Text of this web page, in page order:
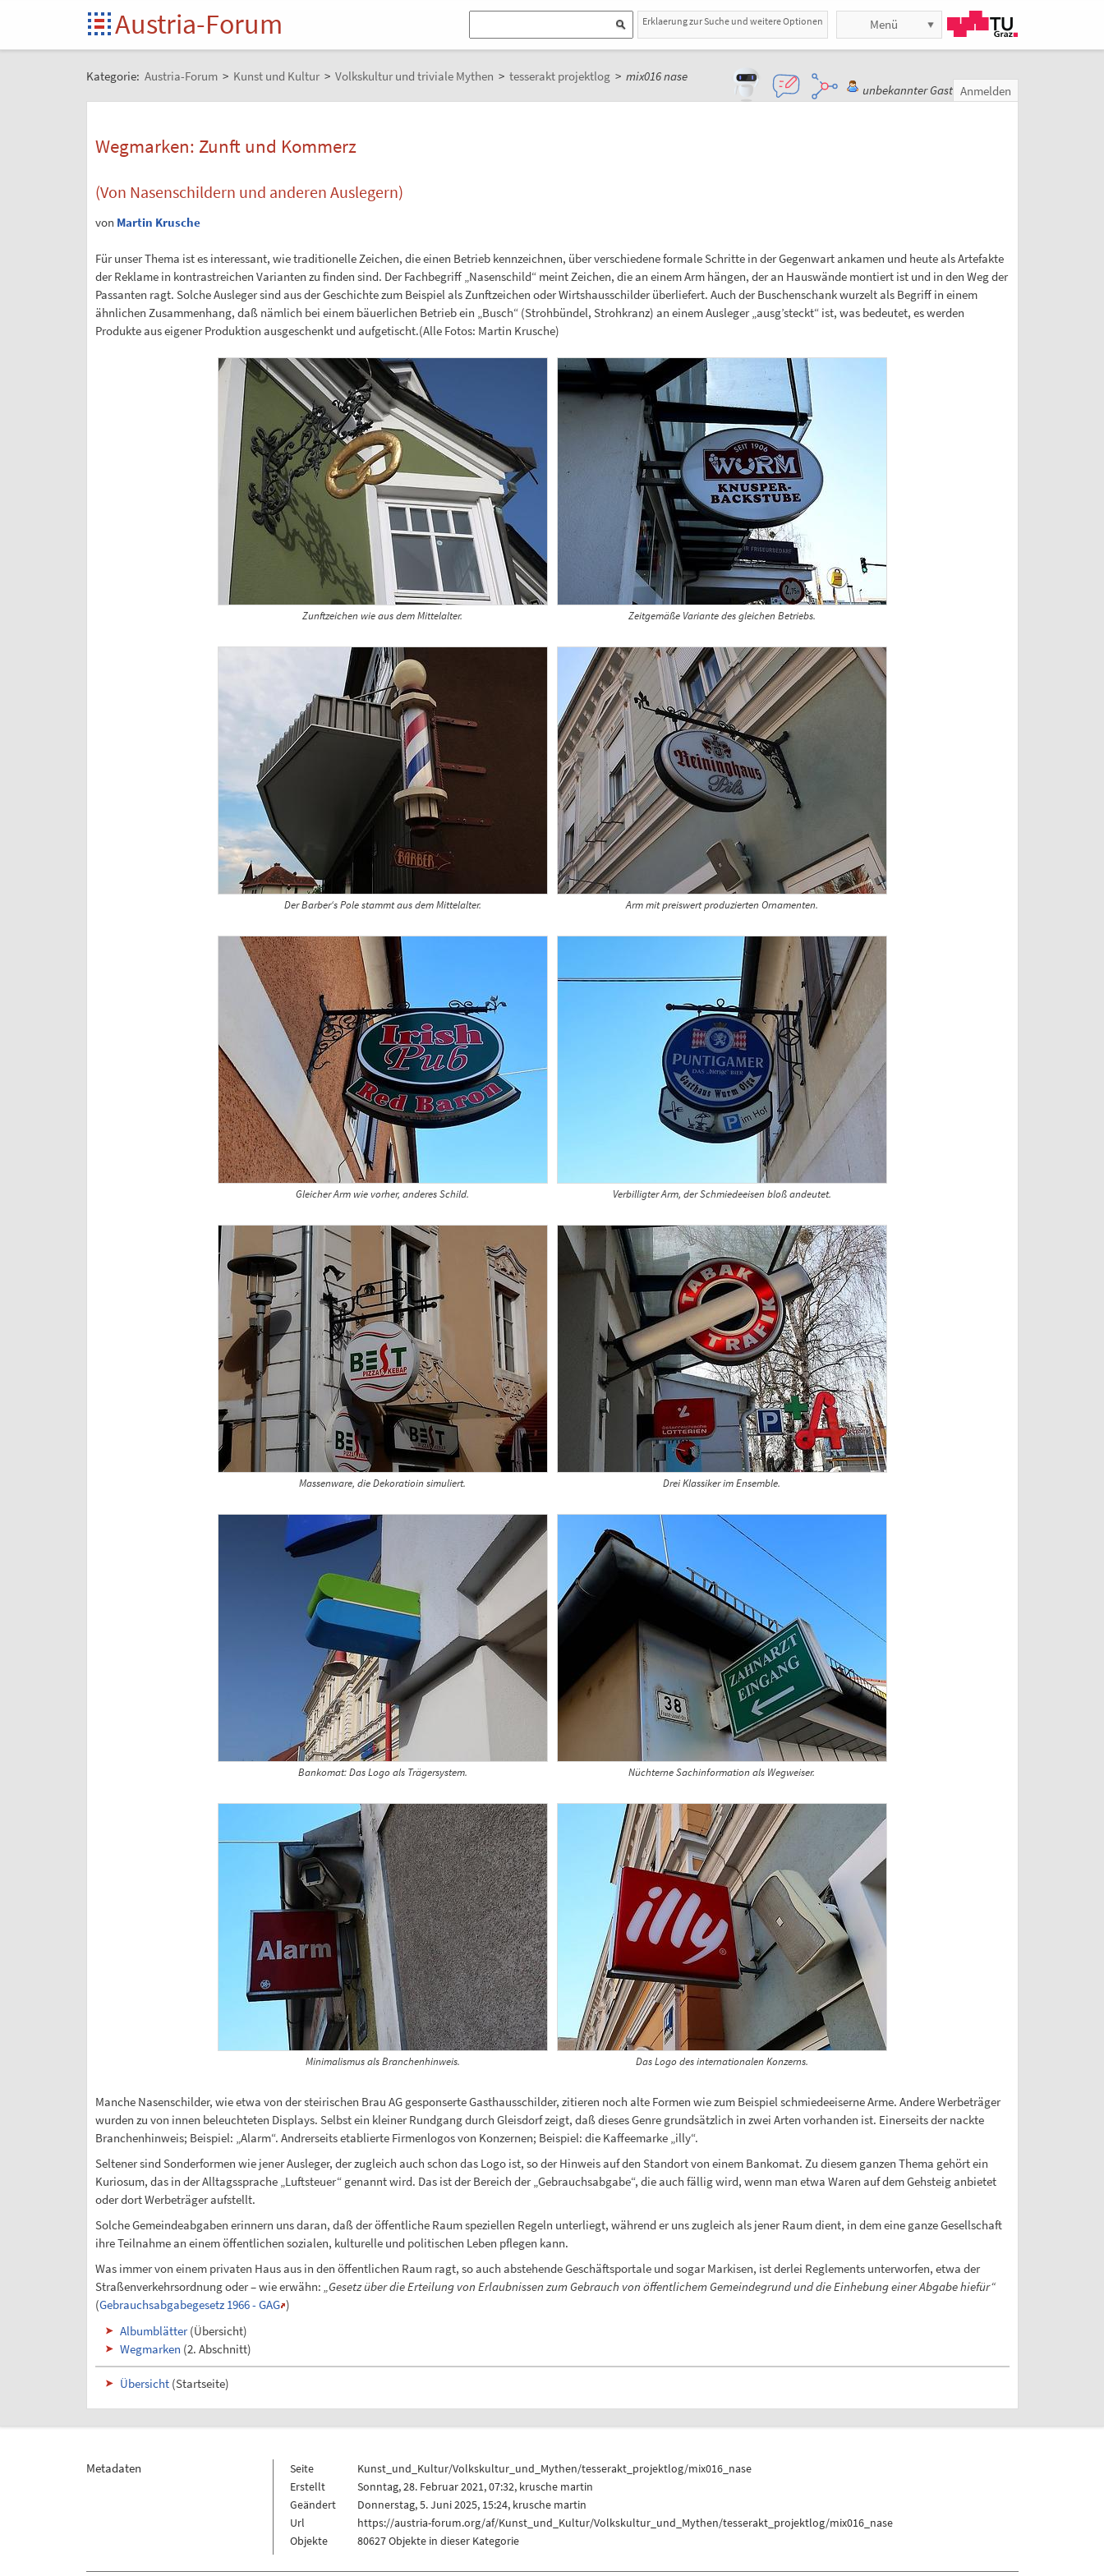
Austria-Forum Erklaerung zur Suche und weitere Optionen Menü
Kategorie: Austria-Forum > Kunst und Kultur > Volkskultur und triviale Mythen > tesserakt projektlog > mix016 nase
unbekannter Gast Anmelden
Wegmarken: Zunft und Kommerz
(Von Nasenschildern und anderen Auslegern)
von Martin Krusche
Für unser Thema ist es interessant, wie traditionelle Zeichen, die einen Betrieb kennzeichnen, über verschiedene formale Schritte in der Gegenwart ankamen und heute als Artefakte
der Reklame in kontrastreichen Varianten zu finden sind. Der Fachbegriff „Nasenschild“ meint Zeichen, die an einem Arm hängen, der an Hauswände montiert ist und in den Weg der
Passanten ragt. Solche Ausleger sind aus der Geschichte zum Beispiel als Zunftzeichen oder Wirtshausschilder überliefert. Auch der Buschenschank wurzelt als Begriff in einem
ähnlichen Zusammenhang, daß nämlich bei einem bäuerlichen Betrieb ein „Busch“ (Strohbündel, Strohkranz) an einem Ausleger „ausg’steckt“ ist, was bedeutet, es werden
Produkte aus eigener Produktion ausgeschenkt und aufgetischt.(Alle Fotos: Martin Krusche)
Zunftzeichen wie aus dem Mittelalter. Zeitgemäße Variante des gleichen Betriebs.
Der Barber‘s Pole stammt aus dem Mittelalter. Arm mit preiswert produzierten Ornamenten.
Gleicher Arm wie vorher, anderes Schild. Verbilligter Arm, der Schmiedeeisen bloß andeutet.
Massenware, die Dekoratioin simuliert. Drei Klassiker im Ensemble.
Bankomat: Das Logo als Trägersystem. Nüchterne Sachinformation als Wegweiser.
Minimalismus als Branchenhinweis. Das Logo des internationalen Konzerns.
Manche Nasenschilder, wie etwa von der steirischen Brau AG gesponserte Gasthausschilder, zitieren noch alte Formen wie zum Beispiel schmiedeeiserne Arme. Andere Werbeträger
wurden zu von innen beleuchteten Displays. Selbst ein kleiner Rundgang durch Gleisdorf zeigt, daß dieses Genre grundsätzlich in zwei Arten vorhanden ist. Einerseits der nackte
Branchenhinweis; Beispiel: „Alarm“. Andrerseits etablierte Firmenlogos von Konzernen; Beispiel: die Kaffeemarke „illy“.
Seltener sind Sonderformen wie jener Ausleger, der zugleich auch schon das Logo ist, so der Hinweis auf den Standort von einem Bankomat. Zu diesem ganzen Thema gehört ein
Kuriosum, das in der Alltagssprache „Luftsteuer“ genannt wird. Das ist der Bereich der „Gebrauchsabgabe“, die auch fällig wird, wenn man etwa Waren auf dem Gehsteig anbietet
oder dort Werbeträger aufstellt.
Solche Gemeindeabgaben erinnern uns daran, daß der öffentliche Raum speziellen Regeln unterliegt, während er uns zugleich als jener Raum dient, in dem eine ganze Gesellschaft
ihre Teilnahme an einem öffentlichen sozialen, kulturelle und politischen Leben pflegen kann.
Was immer von einem privaten Haus aus in den öffentlichen Raum ragt, so auch abstehende Geschäftsportale und sogar Markisen, ist derlei Reglements unterworfen, etwa der
Straßenverkehrsordnung oder – wie erwähn: „Gesetz über die Erteilung von Erlaubnissen zum Gebrauch von öffentlichem Gemeindegrund und die Einhebung einer Abgabe hiefür“
(Gebrauchsabgabegesetz 1966 - GAG )
Albumblätter(Übersicht)
Wegmarken (2. Abschnitt)
Übersicht (Startseite)
Metadaten Seite
Kunst_und_Kultur/Volkskultur_und_Mythen/tesserakt_projektlog/mix016_nase
Erstellt
Sonntag, 28. Februar 2021, 07:32, krusche martin
Geändert
Donnerstag, 5. Juni 2025, 15:24, krusche martin
Url
https://austria-forum.org/af/Kunst_und_Kultur/Volkskultur_und_Mythen/tesserakt_projektlog/mix016_nase
Objekte
80627 Objekte in dieser Kategorie